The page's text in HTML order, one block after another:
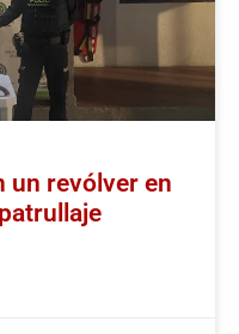
un revólver en